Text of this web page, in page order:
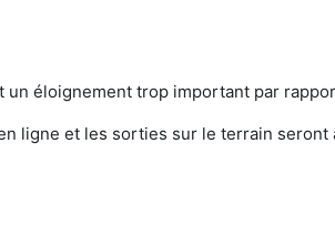
éloignement trop important par
ligne et les sorties sur le terrain